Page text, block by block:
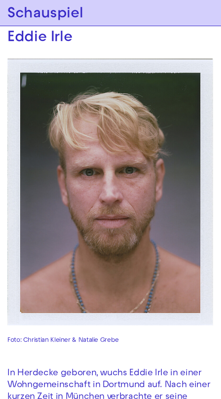
Zur Hauptnavigation springen
Zum Hauptinhalt springen
Schauspiel
Eddie Irle
Foto: Christian Kleiner & Natalie Grebe
In Herdecke geboren, wuchs Eddie Irle in einer
Wohngemeinschaft in Dortmund auf. Nach einer